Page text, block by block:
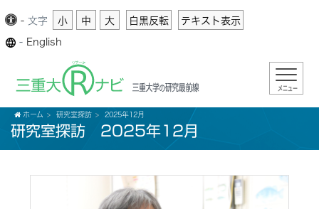
- 文字 小 中 大 白黒反転 テキスト表示
- English
メニュー
ホーム 研究室探訪 2025年12月
研究室探訪 2025年12月